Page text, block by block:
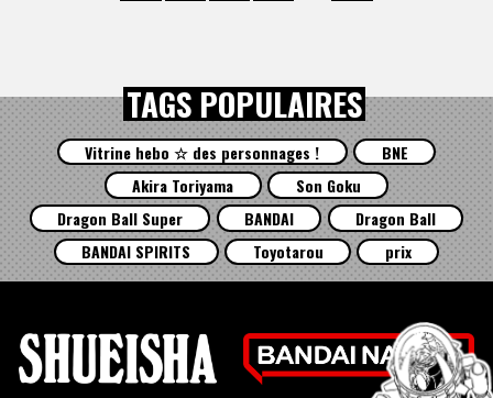
TAGS POPULAIRES
Vitrine hebo ☆ des personnages !
BNE
Akira Toriyama
Son Goku
Dragon Ball Super
BANDAI
Dragon Ball
BANDAI SPIRITS
Toyotarou prix